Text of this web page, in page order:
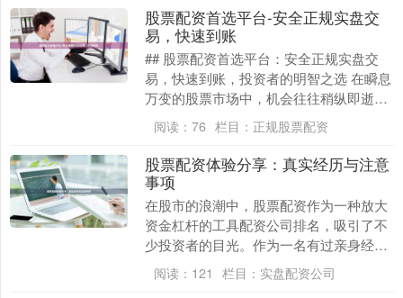
股票配资首选平台-安全正规实盘交
易，快速到账
## 股票配资首选平台：安全正规实盘交
易，快速到账，投资者的明智之选 在瞬息
万变的股票市场中，机会往往稍纵即逝。
对于许多投资者而言，在看好行情时能够
及时扩大资金....
阅读： 76 栏目： 正规股票配资
股票配资体验分享：真实经历与注意
事项
在股市的浪潮中，股票配资作为一种放大
资金杠杆的工具配资公司排名，吸引了不
少投资者的目光。作为一名有过亲身经历
的投资者，我想分享我的真实体验，并总
结一些关键的注意....
阅读： 121 栏目： 实盘配资公司